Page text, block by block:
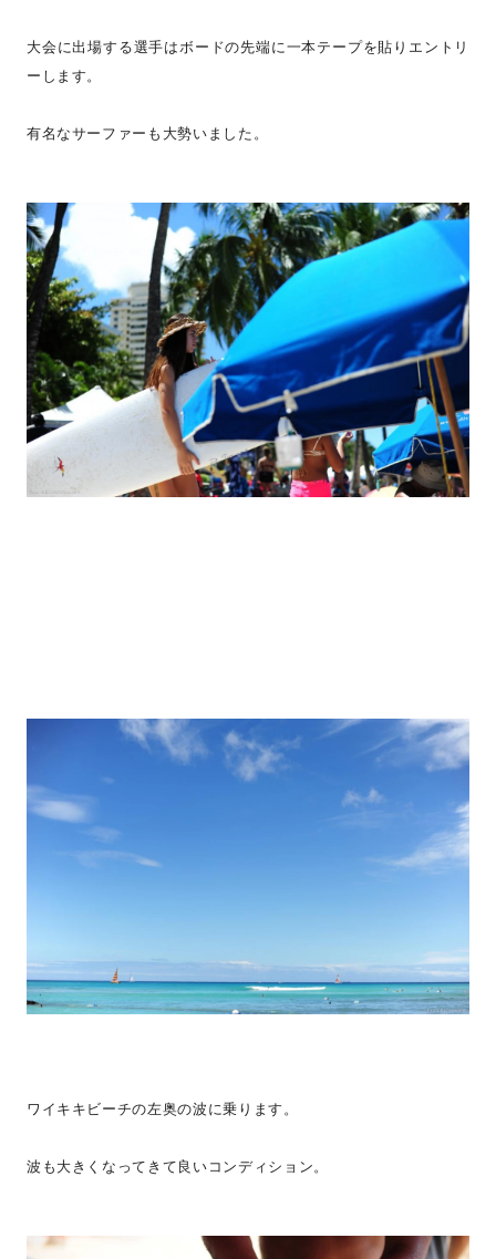
大会に出場する選手はボードの先端に一本テープを貼りエントリ
ーします。
有名なサーファーも大勢いました。
ワイキキビーチの左奥の波に乗ります。
波も大きくなってきて良いコンディション。